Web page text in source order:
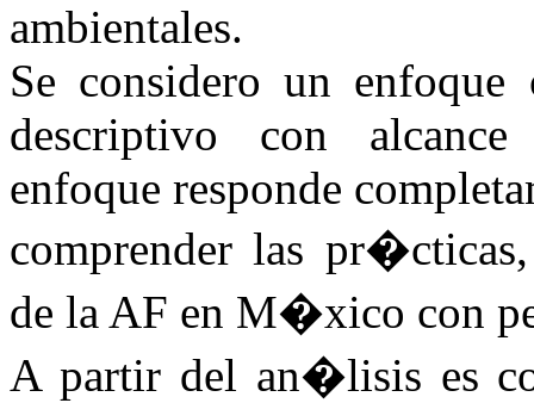
ambientales.
Se considero un
descriptivo con
enfoque responde
comprender las
de la AF en M�xico con
A partir del an�lisis es